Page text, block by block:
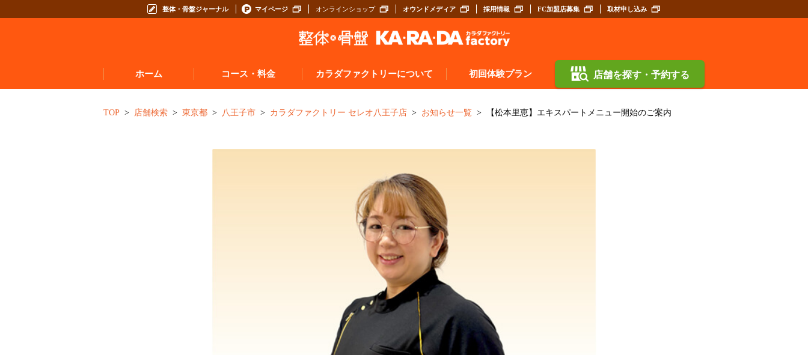
整体・骨盤ジャーナル マイページ オンラインショップ オウンドメディア 採用情報 FC加盟店募集 取材申し込み
ホーム コース・料金
お悩みからコースを探す
カラダファクトリーについて
施術について（A.P.バランス®とは）
カラダメンバーズアプリ
カラダ会員特典について
初回体験プラン 店舗を探す・予約する
TOP 店舗検索 東京都 八王子市 カラダファクトリー セレオ八王子店 お知らせ一覧 【松本里恵】エキスパートメニュー開始のご案内